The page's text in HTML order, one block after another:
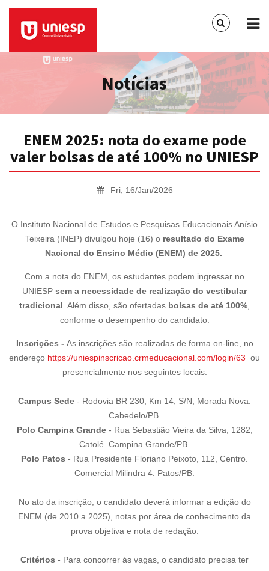
Notícias
ENEM 2025: nota do exame pode
valer bolsas de até 100% no UNIESP
Fri, 16/Jan/2026
O Instituto Nacional de Estudos e Pesquisas Educacionais Anísio
Teixeira (INEP) divulgou hoje (16) oresultado do Exame
Nacional do Ensino Médio (ENEM) de 2025.
Com a nota do ENEM, os estudantes podem ingressar no
UNIESP sem a necessidade de realização do vestibular
tradicional . Além disso, são ofertadas bolsas de até 100%
conforme o desempenho do candidato.
Inscrições - As inscrições são realizadas de forma on-line, no
endereço https://uniespinscricao.crmeducacional.com/login/63 ou
presencialmente nos seguintes locais:
Campus Sede - Rodovia BR 230, Km 14, S/N, Morada Nova.
Cabedelo/PB.
Polo Campina Grande- Rua Sebastião Vieira da Silva, 1282,
Catolé. Campina Grande/PB.
Polo Patos - Rua Presidente Floriano Peixoto, 112, Centro.
Comercial Milindra 4. Patos/PB.
No ato da inscrição, o candidato deverá informar a edição do
ENEM (de 2010 a 2025), notas por área de conhecimento da
prova objetiva e nota de redação.
Critérios - Para concorrer às vagas, o candidato precisa ter